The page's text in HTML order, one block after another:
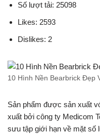
Số lượt tải: 25098
Likes: 2593
Dislikes: 2
10 Hình Nền Bearbrick Đẹp
Sản phẩm được sản xuất
xuất bởi công ty Medicom
sưu tập giới hạn về mặt số